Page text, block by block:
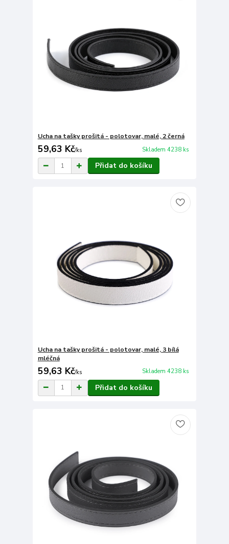
Ucha na tašky prošitá - polotovar, malé, 2 černá
59,63 Kč/ks Skladem 4238 ks
Přidat do košíku
Ucha na tašky prošitá - polotovar, malé, 3 bílá
mléčná
59,63 Kč/ks Skladem 4238 ks
Přidat do košíku